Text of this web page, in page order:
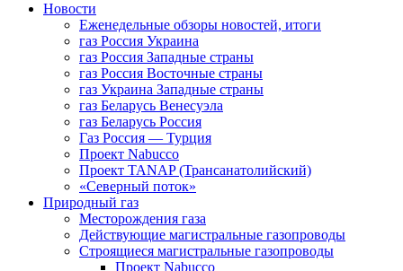
Новости
Еженедельные обзоры новостей, итоги
газ Россия Украина
газ Россия Западные страны
газ Россия Восточные страны
газ Украина Западные страны
газ Беларусь Венесуэла
газ Беларусь Россия
Газ Россия — Турция
Проект Nabucco
Проект TANAP (Трансанатолийский)
«Северный поток»
Природный газ
Месторождения газа
Действующие магистральные газопроводы
Строящиеся магистральные газопроводы
Проект Nabucco